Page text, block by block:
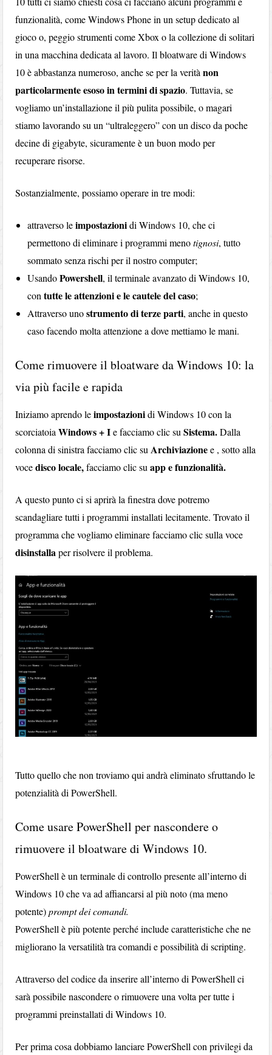
funzionalità, come Windows Phone in un setup dedicato al
gioco o, peggio strumenti come Xbox o la collezione di solitari
in una macchina dedicata al lavoro. Il bloatware di Windows
10 è abbastanza numeroso, anche se per la veritànon
particolarmente esoso in termini di spazio. Tuttavia, se
vogliamo un’installazione il più pulita possibile, o magari
stiamo lavorando su un “ultraleggero” con un disco da poche
decine di gigabyte, sicuramente è un buon modo per
recuperare risorse.
Sostanzialmente, possiamo operare in tre modi:
attraverso leimpostazionidi Windows 10, che ci
permettono di eliminare i programmi menotignosi, tutto
sommato senza rischi per il nostro computer;
UsandoPowershell, il terminale avanzato di Windows 10,
contutte le attenzioni e le cautele del caso;
Attraverso unostrumento di terze parti, anche in questo
caso facendo molta attenzione a dove mettiamo le mani.
Come rimuovere il bloatware da Windows 10: la
via più facile e rapida
Iniziamo aprendo leimpostazionidi Windows 10 con la
scorciatoiaWindows + Ie facciamo clic suSistema.Dalla
colonna di sinistra facciamo clic su Archiviazionee , sotto alla
vocedisco locale,facciamo clic suapp e funzionalità.
A questo punto ci si aprirà la finestra dove potremo
scandagliare tutti i programmi installati lecitamente. Trovato il
programma che vogliamo eliminare facciamo clic sulla voce
disinstallaper risolvere il problema.
Tutto quello che non troviamo qui andrà eliminato sfruttando le
potenzialità di PowerShell.
Come usare PowerShell per nascondere o
rimuovere il bloatware di Windows 10.
PowerShell è un terminale di controllo presente all’interno di
Windows 10 che va ad affiancarsi al più noto (ma meno
potente)prompt dei comandi.
PowerShell è più potente perché include caratteristiche che ne
migliorano la versatilità tra comandi e possibilità di scripting.
Attraverso del codice da inserire all’interno di PowerShell ci
sarà possibile nascondere o rimuovere una volta per tutte i
programmi preinstallati di Windows 10.
Per prima cosa dobbiamo lanciare PowerShell con privilegi da